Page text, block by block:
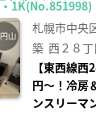
1K(No.851998)
札幌市中央
築 西２８丁
【東西線
円〜！冷房
ンスリーマ